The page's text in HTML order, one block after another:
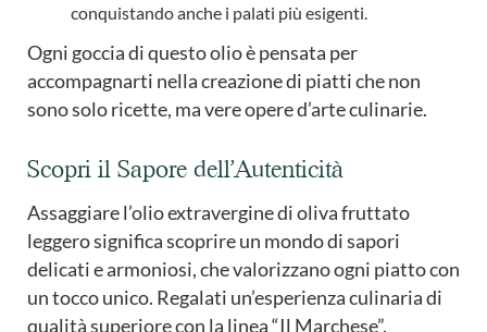
conquistando anche i palati più esigenti.
Ogni goccia di questo olio è pensata per
accompagnarti nella creazione di piatti che non
sono solo ricette, ma vere opere d’arte culinarie.
Scopri il Sapore dell’Autenticità
Assaggiare l’olio extravergine di oliva fruttato
leggero significa scoprire un mondo di sapori
delicati e armoniosi, che valorizzano ogni piatto con
un tocco unico. Regalati un’esperienza culinaria di
qualità superiore con la linea “Il Marchese”.